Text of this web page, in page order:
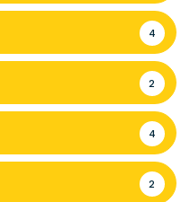
4
2
4
2